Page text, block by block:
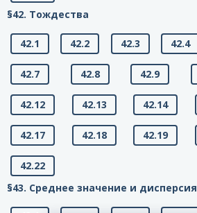
§42. Тождества
42.1 42.2 42.3 42.4
42.7 42.8 42.9
42.12 42.13 42.14
42.17 42.18 42.19
42.22
§43. Среднее значение и дисперсия